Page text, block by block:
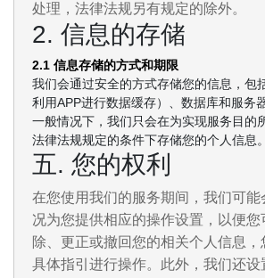
处理，法律法规另有规定的除外。
2. 信息的存储
2.1 信息存储的方式和期限
我们会通过安全的方式存储您的信息，包
利用APP进行数据缓存）、数据库和服务
一般情况下，我们只会在为实现服务目的
法律法规规定的条件下存储您的个人信息。
五. 您的权利
在您使用我们的服务期间，我们可
况为您提供相应的操作设置，以便您
除、更正或撤回您的相关个人信息
具体指引进行操作。此外，我们还